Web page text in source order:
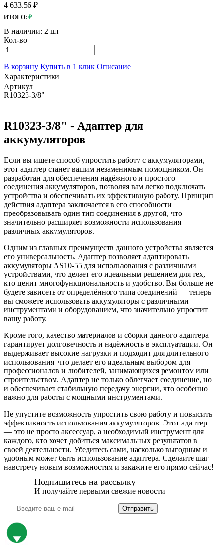
4 633.56 ₽
ИТОГО: ₽
В наличии: 2 шт
Кол-во
В корзину Купить в 1 клик Описание
Характеристики
Артикул
R10323-3/8"
R10323-3/8" - Адаптер для
аккумуляторов
Если вы ищете способ упростить работу с аккумуляторами,
этот адаптер станет вашим незаменимым помощником. Он
разработан для обеспечения надёжного и простого
соединения аккумуляторов, позволяя вам легко подключать
устройства и обеспечивать их эффективную работу. Принцип
действия адаптера заключается в его способности
преобразовывать один тип соединения в другой, что
значительно расширяет возможности использования
различных аккумуляторов.
Одним из главных преимуществ данного устройства является
его универсальность. Адаптер позволяет адаптировать
аккумуляторы AS10-55 для использования с различными
устройствами, что делает его идеальным решением для тех,
кто ценит многофункциональность и удобство. Вы больше не
будете зависеть от определённого типа соединений — теперь
вы сможете использовать аккумуляторы с различными
инструментами и оборудованием, что значительно упростит
вашу работу.
Кроме того, качество материалов и сборки данного адаптера
гарантирует долговечность и надёжность в эксплуатации. Он
выдерживает высокие нагрузки и подходит для длительного
использования, что делает его идеальным выбором для
профессионалов и любителей, занимающихся ремонтом или
строительством. Адаптер не только облегчает соединение, но
и обеспечивает стабильную передачу энергии, что особенно
важно для работы с мощными инструментами.
Не упустите возможность упростить свою работу и повысить
эффективность использования аккумуляторов. Этот адаптер
— это не просто аксессуар, а необходимый инструмент для
каждого, кто хочет добиться максимальных результатов в
своей деятельности. Убедитесь сами, насколько выгодным и
удобным может быть использование адаптера. Сделайте шаг
навстречу новым возможностям и закажите его прямо сейчас!
Подпишитесь на рассылку
И получайте первыми свежие новости
Отправить